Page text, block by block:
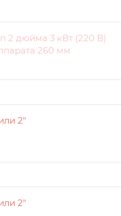
2 дюйма 3 кВт (220 В)
260 мм
2"
2"